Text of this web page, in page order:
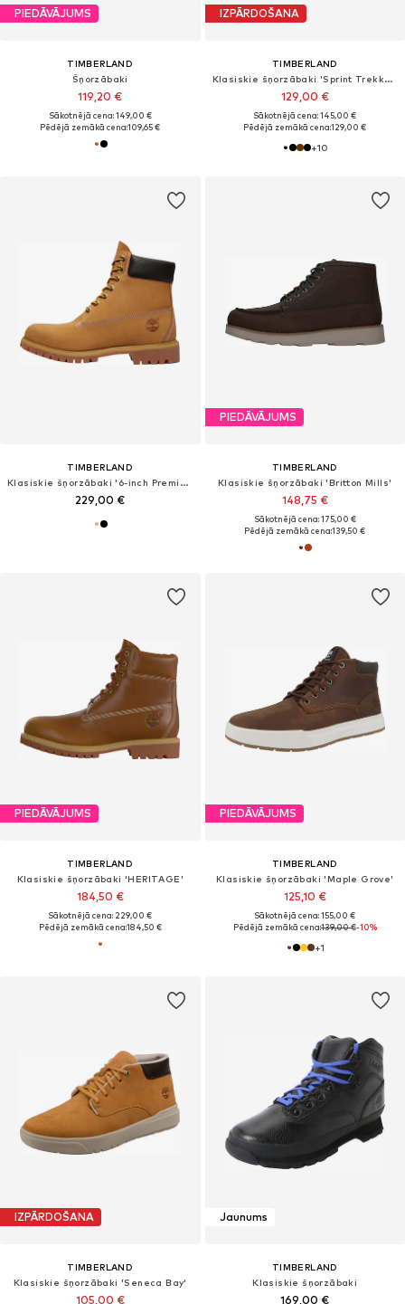
PIEDĀVĀJUMS
TIMBERLAND
Šņorzābaki
119,20 €
Sākotnējā cena: 149,00 €
Pēdējā zemākā cena:109,65 €
IZPĀRDOŠANA
TIMBERLAND
Klasiskie šņorzābaki 'Sprint Trekker'
129,00 €
Sākotnējā cena: 145,00 €
Pēdējā zemākā cena:129,00 €
+10
TIMBERLAND
Klasiskie šņorzābaki '6-inch Premium'
229,00 €
PIEDĀVĀJUMS
TIMBERLAND
Klasiskie šņorzābaki 'Britton Mills'
148,75 €
Sākotnējā cena: 175,00 €
Pēdējā zemākā cena:139,50 €
PIEDĀVĀJUMS
TIMBERLAND
Klasiskie šņorzābaki 'HERITAGE'
184,50 €
Sākotnējā cena: 229,00 €
Pēdējā zemākā cena:184,50 €
PIEDĀVĀJUMS
TIMBERLAND
Klasiskie šņorzābaki 'Maple Grove'
125,10 €
Sākotnējā cena: 155,00 €
Pēdējā zemākā cena:139,00 €-10%
+1
IZPĀRDOŠANA
TIMBERLAND
Klasiskie šņorzābaki 'Seneca Bay'
105,00 €
Jaunums
TIMBERLAND
Klasiskie šņorzābaki
169,00 €